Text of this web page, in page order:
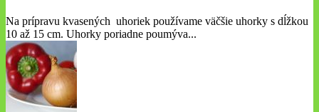
Na prípravu kvasených uhoriek používame väčšie uhorky s dĺžkou
10 až 15 cm. Uhorky poriadne poumýva...